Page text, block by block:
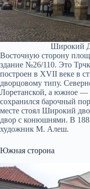
Широкий
Восточную сторону
здание №26/110. Это
построен в XVII веке в
дворцовому типу.
Лоретанской, а южное —
сохранился барочный
месте стоял Широкий
двор с конюшнями. В
художник М. Алеш.
Южная сторона